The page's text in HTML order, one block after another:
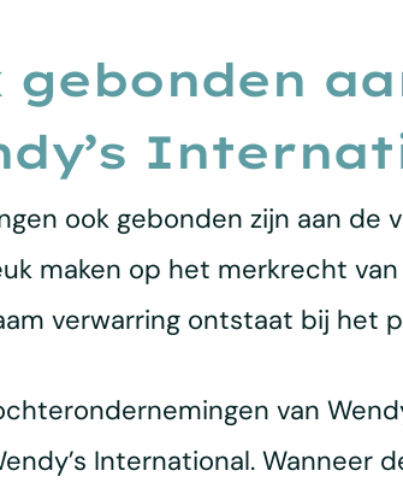
ook gebonden zijn aan de
maken op het merkrecht
verwarring ontstaat bij het
van
International. Wanneer